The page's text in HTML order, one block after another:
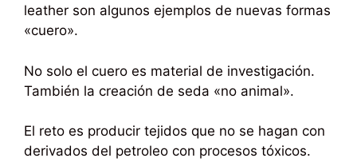
leather son algunos ejemplos de nuevas formas
«cuero».
No solo el cuero es material de investigación.
También la creación de seda «no animal».
El reto es producir tejidos que no se hagan con
derivados del petroleo con procesos tóxicos.